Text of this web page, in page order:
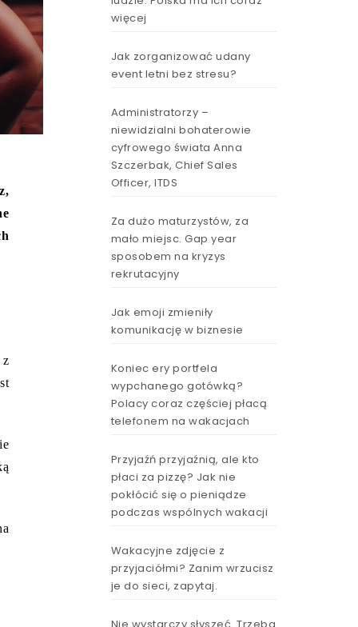
z
więcej
Jak zorganizować udany
event letni bez stresu?
Administratorzy –
niewidzialni bohaterowie
cyfrowego świata Anna
Szczerbak, Chief Sales
Officer, ITDS
Za dużo maturzystów, za
mało miejsc. Gap year
sposobem na kryzys
rekrutacyjny
Jak emoji zmieniły
komunikację w biznesie
Koniec ery portfela
wypchanego gotówką?
Polacy coraz częściej płacą
telefonem na wakacjach
Przyjaźń przyjaźnią, ale kto
płaci za pizzę? Jak nie
pokłócić się o pieniądze
podczas wspólnych wakacji
Wakacyjne zdjęcie z
przyjaciółmi? Zanim wrzucisz
je do sieci, zapytaj.
Nie wystarczy słyszeć. Trzeba